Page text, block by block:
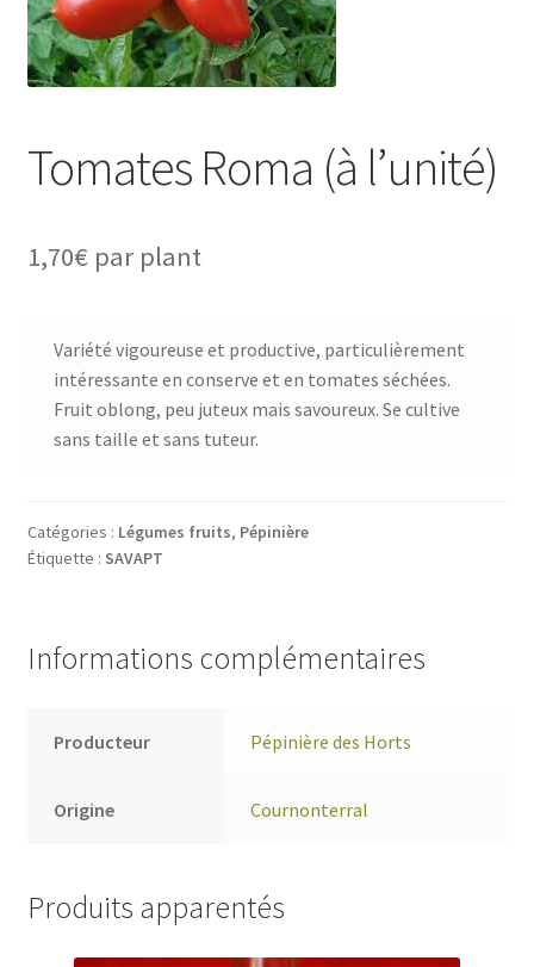
Tomates Roma (à l’unité)
1,70€ par plant
Variété vigoureuse et productive, particulièrement
intéressante en conserve et en tomates séchées.
Fruit oblong, peu juteux mais savoureux. Se cultive
sans taille et sans tuteur.
Catégories : Légumes fruits, Pépinière
Étiquette : SAVAPT
Informations complémentaires
Producteur Pépinière des Horts
Origine Cournonterral
Produits apparentés